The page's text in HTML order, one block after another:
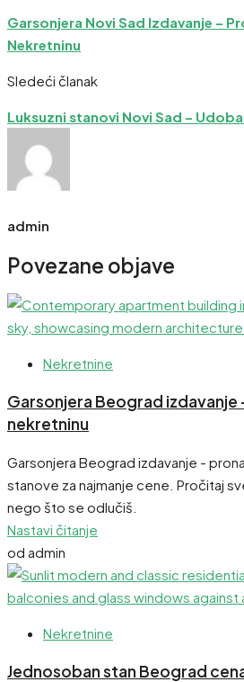
Garsonjera Novi Sad Izdavanje –
Nekretninu
Sledeći članak
Luksuzni stanovi Novi Sad –
admin
Povezane objave
Nekretnine
Garsonjera Beograd izdavanje
nekretninu
Garsonjera Beograd izdavanje -
stanove za najmanje cene. Pročitaj
nego što se odlučiš.
Nastavi čitanje
od admin
Nekretnine
Jednosoban stan Beograd